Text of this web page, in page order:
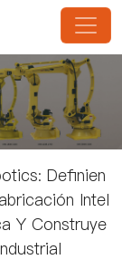
Definien
Intel
Y Construye